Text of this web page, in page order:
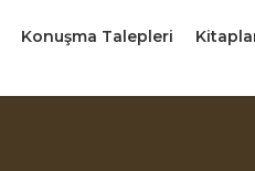
Konuşma Talepleri